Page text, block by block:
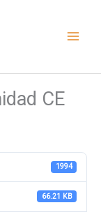
CE
1994
66.21 KB